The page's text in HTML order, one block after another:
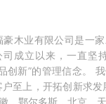
木业有限公司是一
成立以来，一直坚
创新”的管理信念。
户至上，开拓创新求
，鄂尔多斯，北京、